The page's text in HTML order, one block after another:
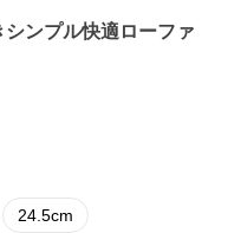
ンプル快適ローファ
24.5cm